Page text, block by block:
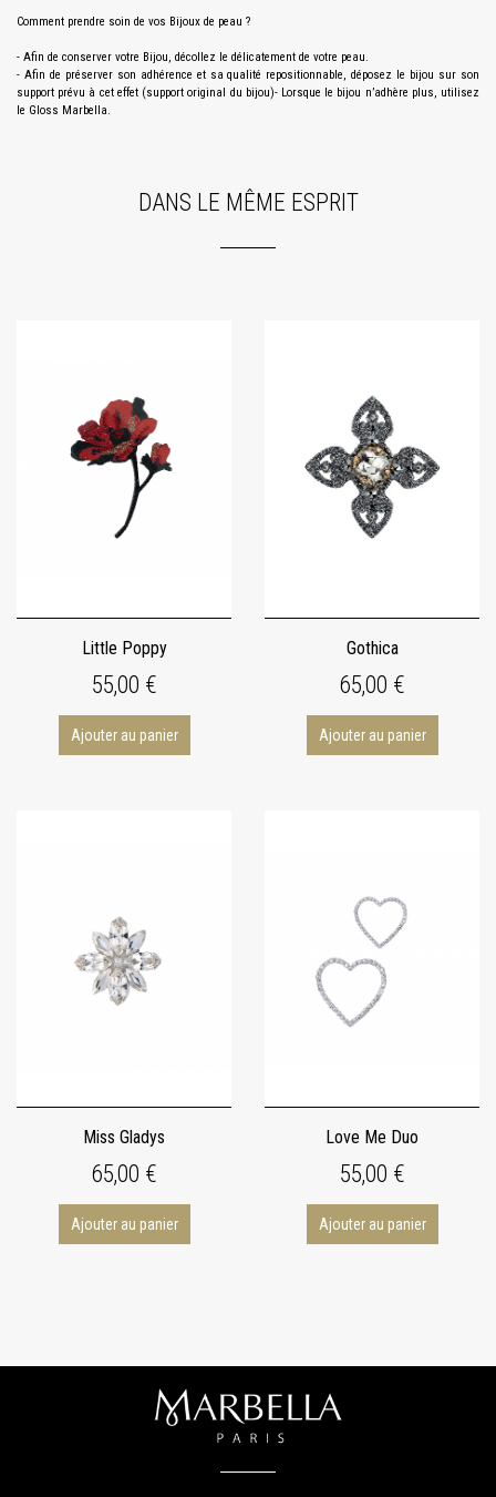
Comment prendre soin de vos Bijoux de peau ?
- Afin de conserver votre Bijou, décollez le délicatement de votre peau.
- Afin de préserver son adhérence et sa qualité repositionnable, déposez le bijou sur son
support prévu à cet effet (support original du bijou)- Lorsque le bijou n’adhère plus, utilisez
le Gloss Marbella.
DANS LE MÊME ESPRIT
Little Poppy
55,00 €
Ajouter au panier
Gothica
65,00 €
Ajouter au panier
Miss Gladys
65,00 €
Ajouter au panier
Love Me Duo
55,00 €
Ajouter au panier